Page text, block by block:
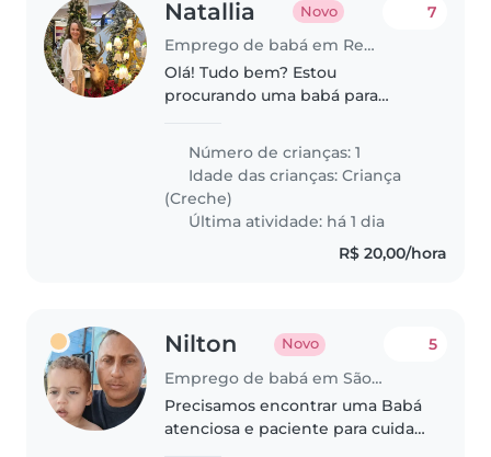
Natallia Novo
Emprego de babá em Recife
7
Olá! Tudo bem? Estou
procurando uma babá para
minhas aulas na UFPE. As aulas
serão às segundas e quartas-
feiras, de **19 de agosto até
dezembro**,..
Número de crianças: 1
Idade das crianças:Criança
(Creche)
Última atividade: há 1 dia
R$ 20,00/hora
Nilton Novo
Emprego de babá em São Paulo
5
Precisamos encontrar uma Babá
atenciosa e paciente para cuidar